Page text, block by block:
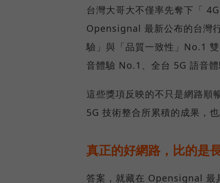
台灣大哥大不僅率先奪下「
Opensignal 最新公布的台灣
驗」與「品質一致性」No.1
音體驗 No.1、全台 5G 語音
這些獎項反映的不只是網路順
5G 技術整合所累積的成果，
真正的好網路，比的是
答案，就藏在 Opensignal